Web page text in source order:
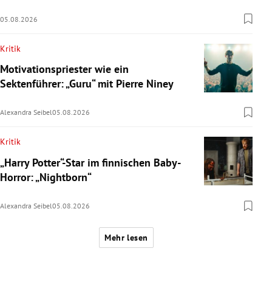
05.08.2026
Kritik
Motivationspriester wie ein
Sektenführer: „Guru“ mit Pierre Niney
Alexandra Seibel05.08.2026
Kritik
„Harry Potter“-Star im finnischen Baby-
Horror: „Nightborn“
Alexandra Seibel05.08.2026
Mehr lesen